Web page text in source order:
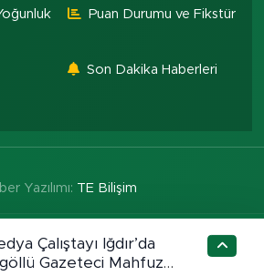
Puan Durumu ve Fikstür
Son Dakika Haberleri
Yazılımı: TE Bilişim
Çalıştayı Iğdır’da
Gazeteci Mahfuz